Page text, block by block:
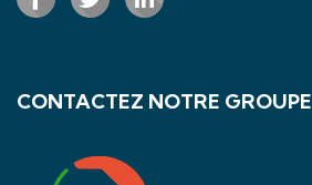
CONTACTEZ NOTRE GROUPE